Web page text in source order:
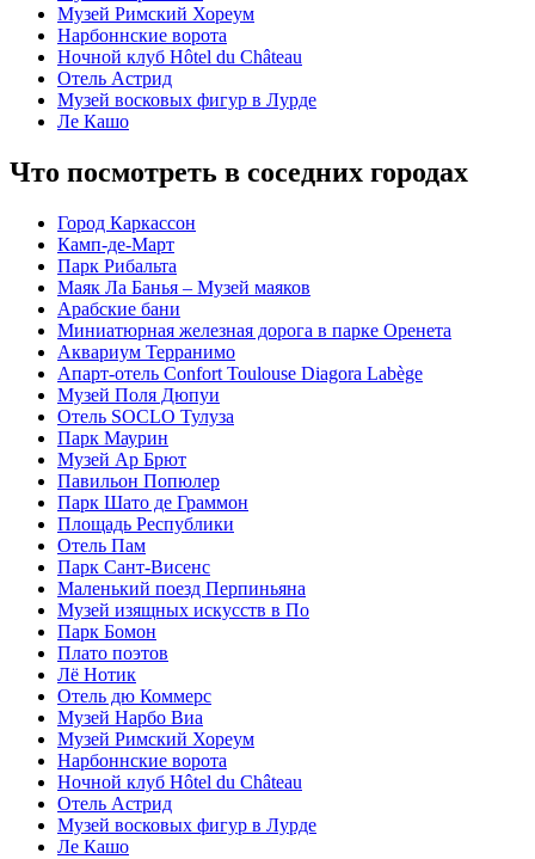
Музей Римский Хореум
Нарбоннские ворота
Ночной клуб Hôtel du Château
Отель Астрид
Музей восковых фигур в Лурде
Ле Кашо
Что посмотреть в соседних городах
Город Каркассон
Камп-де-Март
Парк Рибальта
Маяк Ла Банья – Музей маяков
Арабские бани
Миниатюрная железная дорога в парке Оренета
Аквариум Терранимо
Апарт-отель Confort Toulouse Diagora Labège
Музей Поля Дюпуи
Отель SOCLO Тулуза
Парк Маурин
Музей Ар Брют
Павильон Попюлер
Парк Шато де Граммон
Площадь Республики
Отель Пам
Парк Сант-Висенс
Маленький поезд Перпиньяна
Музей изящных искусств в По
Парк Бомон
Плато поэтов
Лё Нотик
Отель дю Коммерс
Музей Нарбо Виа
Музей Римский Хореум
Нарбоннские ворота
Ночной клуб Hôtel du Château
Отель Астрид
Музей восковых фигур в Лурде
Ле Кашо